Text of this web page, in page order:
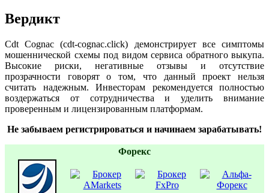
Вердикт
Cdt Cognac (cdt-cognac.click) демонстрирует все симптомы
мошеннической схемы под видом сервиса обратного выкупа.
Высокие риски, негативные отзывы и отсутствие
прозрачности говорят о том, что данный проект нельзя
считать надежным. Инвесторам рекомендуется полностью
воздержаться от сотрудничества и уделить внимание
проверенным и лицензированным платформам.
Не забываем регистрироваться и начинаем зарабатывать!
Форекс